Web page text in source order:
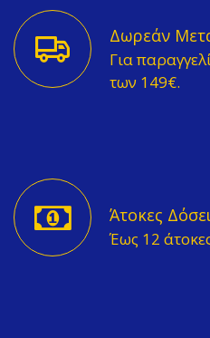
Δωρεάν
Για
των 149€.
Άτοκες
Έως 12